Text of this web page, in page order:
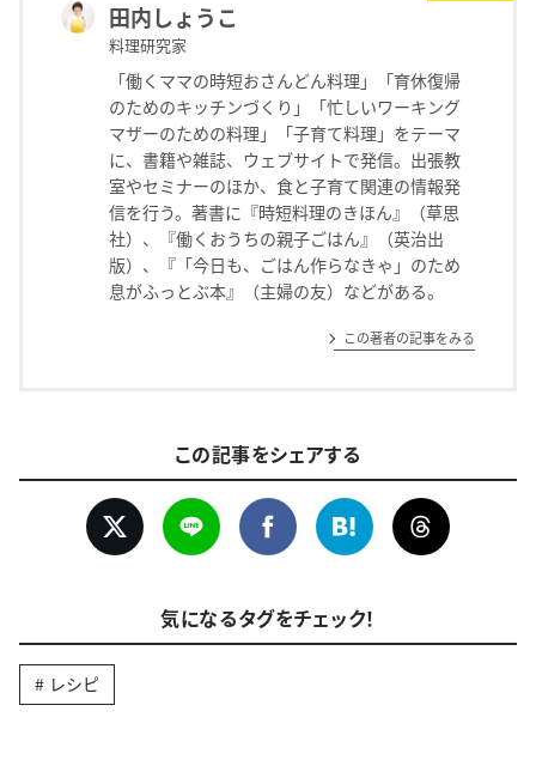
田内しょうこ
料理研究家
「働くママの時短おさんどん料理」「育休復帰
のためのキッチンづくり」「忙しいワーキング
マザーのための料理」「子育て料理」をテーマ
に、書籍や雑誌、ウェブサイトで発信。出張教
室やセミナーのほか、食と子育て関連の情報発
信を行う。著書に『時短料理のきほん』（草思
社）、『働くおうちの親子ごはん』（英治出
版）、『「今日も、ごはん作らなきゃ」のため
息がふっとぶ本』（主婦の友）などがある。
この著者の記事をみる
この記事をシェアする
気になるタグをチェック！
レシピ